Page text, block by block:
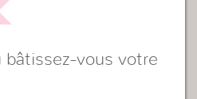
bâtissez-vous votre